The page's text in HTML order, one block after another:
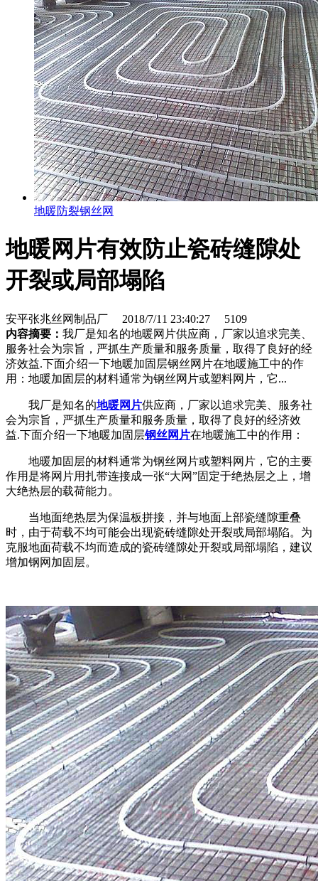
地暖防裂钢丝网
地暖网片有效防止瓷砖缝隙处
开裂或局部塌陷
安平张兆丝网制品厂 2018/7/11 23:40:27
5109
内容摘要： 我厂是知名的地暖网片供应商，厂家以追求完美、
服务社会为宗旨，严抓生产质量和服务质量，取得了良好的经
济效益.下面介绍一下地暖加固层钢丝网片在地暖施工中的作
用：地暖加固层的材料通常为钢丝网片或塑料网片，它...
我厂是知名的地暖网片供应商，厂家以追求完美、服务社
会为宗旨，严抓生产质量和服务质量，取得了良好的经济效
益.下面介绍一下地暖加固层钢丝网片在地暖施工中的作用：
地暖加固层的材料通常为钢丝网片或塑料网片，它的主要
作用是将网片用扎带连接成一张“大网”固定于绝热层之上，增
大绝热层的载荷能力。
当地面绝热层为保温板拼接，并与地面上部瓷缝隙重叠
时，由于荷载不均可能会出现瓷砖缝隙处开裂或局部塌陷。为
克服地面荷载不均而造成的瓷砖缝隙处开裂或局部塌陷，建议
增加钢网加固层。